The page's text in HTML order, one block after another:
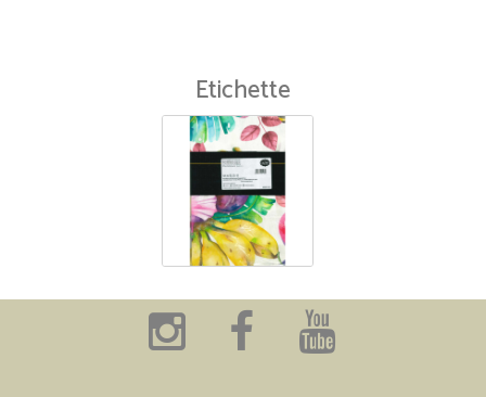
Etichette